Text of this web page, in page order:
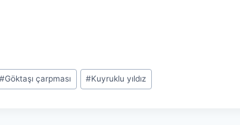
#Göktaşı çarpması #Kuyruklu yıldız